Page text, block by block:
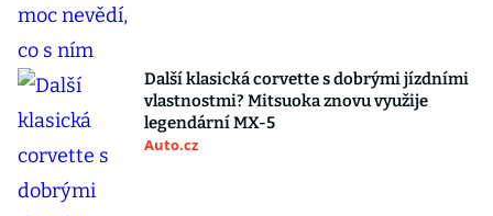
Další klasická corvette s dobrými jízdními
vlastnostmi? Mitsuoka znovu využije
legendární MX-5
Auto.cz